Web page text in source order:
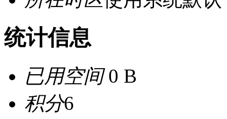
统计信息
已用空间0 B
积分6